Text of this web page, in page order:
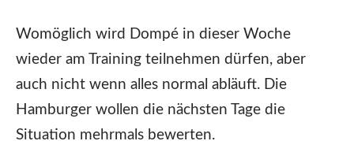
Womöglich wird Dompé in dieser Woche
wieder am Training teilnehmen dürfen, aber
auch nicht wenn alles normal abläuft. Die
Hamburger wollen die nächsten Tage die
Situation mehrmals bewerten.